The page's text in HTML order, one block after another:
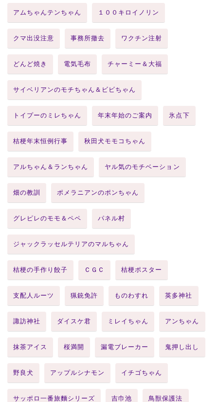
アムちゃんテンちゃん １００キロイノリン
クマ出没注意 事務所撤去 ワクチン注射
どんど焼き 電気毛布 チャーミー＆大福
サイベリアンのモチちゃん＆ビビちゃん
トイプーのミレちゃん 年末年始のご案内 氷点下
桔梗年末恒例行事 秋田犬モモコちゃん
アルちゃん＆ランちゃん ヤル気のモチベーション
畑の教訓 ポメラニアンのポンちゃん
グレピレのモモ＆ペペ パネル村
ジャックラッセルテリアのマルちゃん
桔梗の手作り餃子 ＣＧＣ 桔梗ポスター
支配人ルーツ 猟銃免許 ものわすれ 英多神社
諏訪神社 ダイスケ君 ミレイちゃん アンちゃん
抹茶アイス 桜満開 漏電ブレーカー 鬼押し出し
野良犬 アップルシナモン イチゴちゃん
サッポロ一番旅麵シリーズ 吉巾池 鳥獣保護法